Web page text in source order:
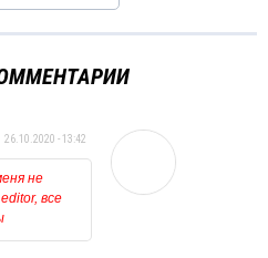
26.10.2020 - 13:42
не
все